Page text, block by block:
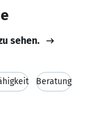
sehen.
Beratung